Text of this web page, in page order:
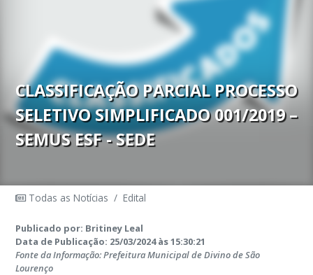
CLASSIFICAÇÃO PARCIAL PROCESSO
SELETIVO SIMPLIFICADO 001/2019 –
SEMUS ESF - SEDE
Todas as Notícias / Edital
Publicado por: Britiney Leal
Data de Publicação: 25/03/2024 às 15:30:21
Fonte da Informação: Prefeitura Municipal de Divino de São
Lourenço